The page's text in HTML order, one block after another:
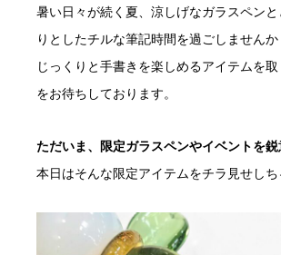
暑い日々が続く夏、涼しげなガラスペン
りとしたチルな筆記時間を過ごしませんか
じっくりと手書きを楽しめるアイテムを
をお待ちしております。
ただいま、限定ガラスペンやイベントを鋭
本日はそんな限定アイテムをチラ見せし